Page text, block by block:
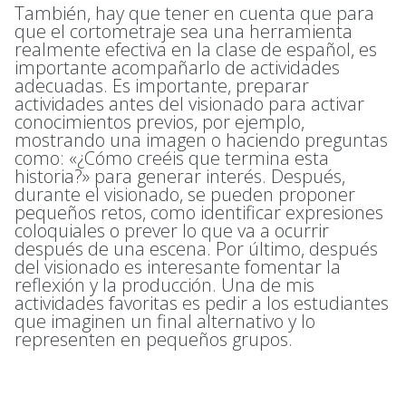
También, hay que tener en cuenta que para
que el cortometraje sea una herramienta
realmente efectiva en la clase de español, es
importante acompañarlo de actividades
adecuadas. Es importante, preparar
actividades antes del visionado para activar
conocimientos previos, por ejemplo,
mostrando una imagen o haciendo preguntas
como: «¿Cómo creéis que termina esta
historia?» para generar interés. Después,
durante el visionado, se pueden proponer
pequeños retos, como identificar expresiones
coloquiales o prever lo que va a ocurrir
después de una escena. Por último, después
del visionado es interesante fomentar la
reflexión y la producción. Una de mis
actividades favoritas es pedir a los estudiantes
que imaginen un final alternativo y lo
representen en pequeños grupos.